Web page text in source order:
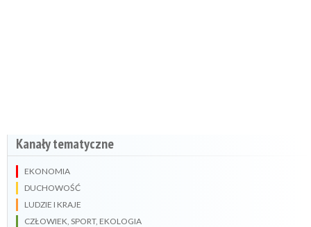
Kanały tematyczne
EKONOMIA
DUCHOWOŚĆ
LUDZIE I KRAJE
CZŁOWIEK, SPORT, EKOLOGIA